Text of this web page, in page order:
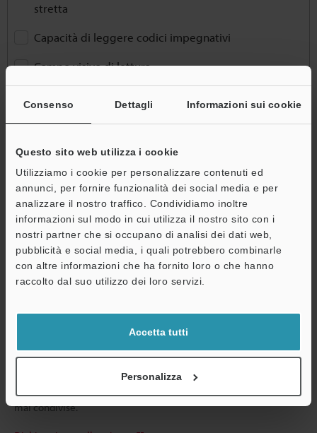
Consenso Dettagli Informazioni sui cookie
Questo sito web utilizza i cookie
Utilizziamo i cookie per personalizzare contenuti ed
annunci, per fornire funzionalità dei social media e per
analizzare il nostro traffico. Condividiamo inoltre
informazioni sul modo in cui utilizza il nostro sito con i
nostri partner che si occupano di analisi dei dati web,
pubblicità e social media, i quali potrebbero combinarle
con altre informazioni che ha fornito loro o che hanno
raccolto dal suo utilizzo dei loro servizi.
Accetta tutti
Personalizza
stretta
Capacità di leggere codici impegnativi
Campo visivo di lettura
Inserire il proprio indirizzo e-mail
Se ha già effettuato la registrazione, inserisca qui sotto il suo
indirizzo e-mail.
Se non è ancora registrato, inserisca il suo indirizzo email qui
sotto e clicchi su "Continua" per completare la registrazione.
Indirizzo e-mail (obbligatorio)
Privacy garantita al 100% - le informazioni personali non saranno
mai condivise.